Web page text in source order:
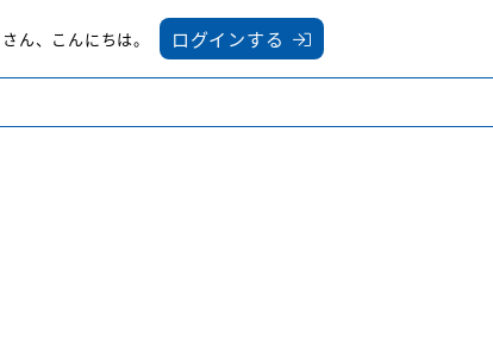
さん、こんにちは。 ログインする